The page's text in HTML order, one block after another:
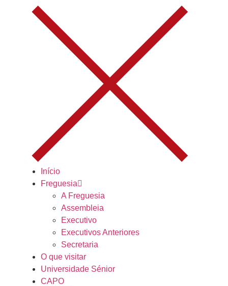
Início
Freguesia
A Freguesia
Assembleia
Executivo
Executivos Anteriores
Secretaria
O que visitar
Universidade Sénior
CAPO